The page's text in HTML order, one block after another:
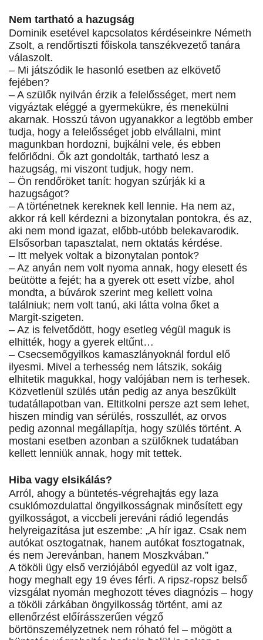
Nem tartható a hazugság
Dominik esetével kapcsolatos kérdéseinkre Németh
Zsolt, a rendőrtiszti főiskola tanszékvezető tanára
válaszolt.
– Mi játszódik le hasonló esetben az elkövető
fejében?
– A szülők nyilván érzik a felelősséget, mert nem
vigyáztak eléggé a gyermekükre, és menekülni
akarnak. Hosszú távon ugyanakkor a legtöbb ember
tudja, hogy a felelősséget jobb elvállalni, mint
magunkban hordozni, bujkálni vele, és ebben
felőrlődni. Ők azt gondolták, tartható lesz a
hazugság, mi viszont tudjuk, hogy nem.
– Ön rendőröket tanít: hogyan szúrják ki a
hazugságot?
– A történetnek kereknek kell lennie. Ha nem az,
akkor rá kell kérdezni a bizonytalan pontokra, és az,
aki nem mond igazat, előbb-utóbb belekavarodik.
Elsősorban tapasztalat, nem oktatás kérdése.
– Itt melyek voltak a bizonytalan pontok?
– Az anyán nem volt nyoma annak, hogy elesett és
beütötte a fejét; ha a gyerek ott esett vízbe, ahol
mondta, a búvárok szerint meg kellett volna
találniuk; nem volt tanú, aki látta volna őket a
Margit-szigeten.
– Az is felvetődött, hogy esetleg végül maguk is
elhitték, hogy a gyerek eltűnt…
– Csecsemőgyilkos kamaszlányoknál fordul elő
ilyesmi. Mivel a terhesség nem látszik, sokáig
elhitetik magukkal, hogy valójában nem is terhesek.
Közvetlenül szülés után pedig az anya beszűkült
tudatállapotban van. Eltitkolni persze azt sem lehet,
hiszen mindig van sérülés, rosszullét, az orvos
pedig azonnal megállapítja, hogy szülés történt. A
mostani esetben azonban a szülőknek tudatában
kellett lenniük annak, hogy mit tettek.
Hiba vagy elsikálás?
Arról, ahogy a büntetés-végrehajtás egy laza
csuklómozdulattal öngyilkosságnak minősített egy
gyilkosságot, a viccbeli jereváni rádió legendás
helyreigazítása jut eszembe: „A hír igaz. Csak nem
autókat osztogatnak, hanem autókat fosztogatnak,
és nem Jerevánban, hanem Moszkvában.”
A tököli ügy első verziójából egyedül az volt igaz,
hogy meghalt egy 19 éves férfi. A ripsz-ropsz belső
vizsgálat nyomán meghozott téves diagnózis – hogy
a tököli zárkában öngyilkosság történt, ami az
ellenőrzést előírásszerűen végző
börtönszemélyzetnek nem róható fel – mögött a